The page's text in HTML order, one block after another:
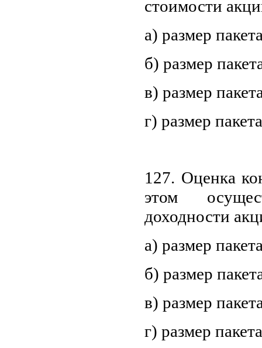
стоимости
а) размер
б) размер
в) размер
г) размер
127. Оценка
этом
доходности
а) размер
б) размер
в) размер
г) размер